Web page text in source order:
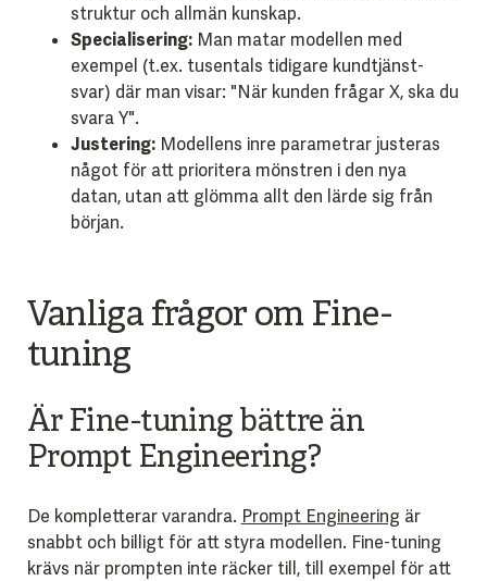
struktur och allmän kunskap.
Specialisering:Man matar modellen med
exempel (t.ex. tusentals tidigare kundtjänst-
svar) där man visar: "När kunden frågar X, ska du
svara Y".
Justering:Modellens inre parametrar justeras
något för att prioritera mönstren i den nya
datan, utan att glömma allt den lärde sig från
början.
Vanliga frågor om Fine-
tuning
Är Fine-tuning bättre än
Prompt Engineering?
De kompletterar varandra. Prompt Engineering är
snabbt och billigt för att styra modellen. Fine-tuning
krävs när prompten inte räcker till, till exempel för att